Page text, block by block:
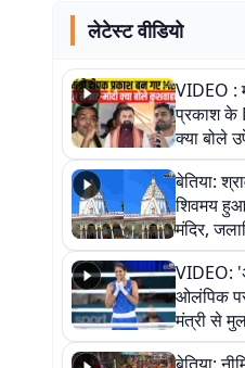
लेटेस्ट वीडियो
VIDEO :
प्रकाश के
क्या बोले
सुनिए
बेतिया:
शिवमय
मंदिर,
लगी लंबी
VIDEO:
ओलंपिक
मंत्री से
जैसमीन